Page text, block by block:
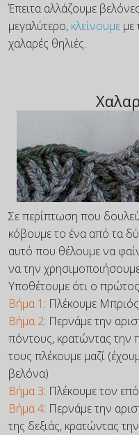
Έπειτα αλλάζουμε
μεγαλύτερο, κλείνουμε με
χαλαρές θηλιές.
Σε περίπτωση που
κόβουμε το ένα από τα
αυτό που θέλουμε να
να την
Υποθέτουμε ότι ο
Βήμα 1 : Πλέκουμε
Βήμα 2: Περνάμε την
πόντους, κρατώντας την
τους πλέκουμε μαζί
βελόνα)
Βήμα 3: Πλέκουμε τον
Βήμα 4: Περνάμε την
της δεξιάς, κρατώντας